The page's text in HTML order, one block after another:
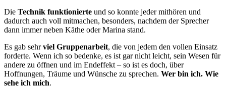
Die Technik funktionierte und so konnte jeder mithören und
dadurch auch voll mitmachen, besonders, nachdem der Sprecher
dann immer neben Käthe oder Marina stand.
Es gab sehrviel Gruppenarbeit, die von jedem den vollen Einsatz
forderte. Wenn ich so bedenke, es ist gar nicht leicht, sein Wesen für
andere zu öffnen und im Endeffekt – so ist es doch, über
Hoffnungen, Träume und Wünsche zu sprechen. Wer bin ich. Wie
sehe ich mich.